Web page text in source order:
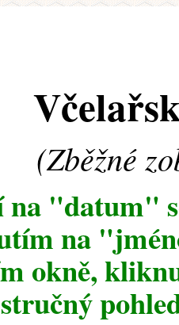
(Zběžné
"datum"
na
okně,
stručný